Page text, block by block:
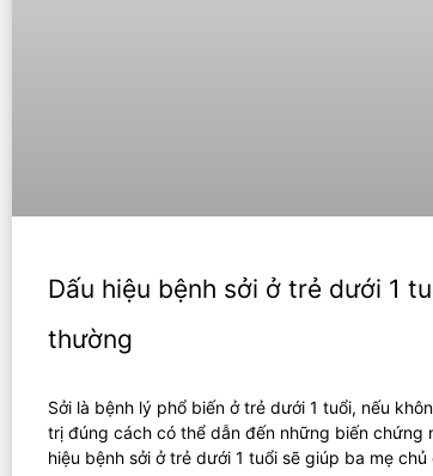
Dấu hiệu bệnh sởi ở trẻ dưới 1
thường
Sởi là bệnh lý phổ biến ở trẻ dưới 1 tuổi, nếu
trị đúng cách có thể dẫn đến những biến chứng
hiệu bệnh sởi ở trẻ dưới 1 tuổi sẽ giúp ba mẹ